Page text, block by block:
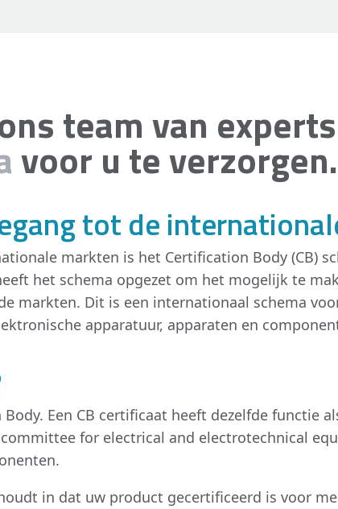
team van
voor u te verzorgen.
tot de
markten is het Certification Body (CB)
het schema opgezet om het mogelijk te
markten. Dit is een internationaal schema
apparatuur, apparaten en
Een CB certificaat heeft dezelfde functie
committee for electrical and electrotechnical
in dat uw product gecertificeerd is voor